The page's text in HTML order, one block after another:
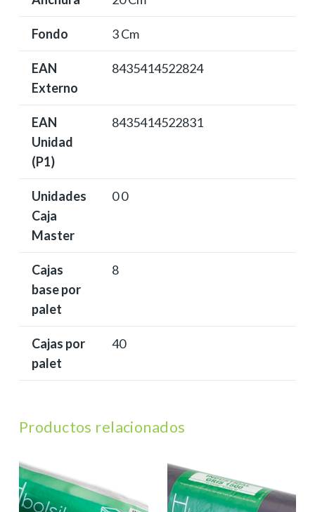
Fondo 3 Cm
EAN
Externo
8435414522824
EAN
Unidad
(P1)
8435414522831
Unidades
Caja
Master
0 0
Cajas
base por
palet
8
Cajas por
palet
40
Productos relacionados